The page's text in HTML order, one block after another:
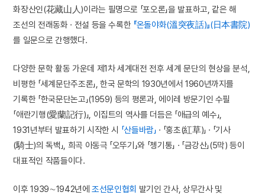
화장산인(花藏山人)이라는 필명으로 「포오론」을 발표하고, 같은 해
조선의 전래동화 · 전설 등을 수록한 『온돌야화(溫突夜話)』(日本書院)
를 일문으로 간행했다.
다양한 문학 활동 가운데 제1차 세계대전 전후 세계 문단의 현상을 분석,
비평한 「세계문단주조론」, 한국 문학의 1930년에서 1960년까지를
기록한 「한국문단논고」(1959) 등의 평론과, 에이레 방문기인 수필
「애란기행(愛蘭記行)」, 이집트의 역사를 더듬은 「애급의 예수」,
1931년부터 발표하기 시작한 시 「산들바람」 · 「홍초(紅草)」 · 「기사
(騎士)의 독백」, 희곡 아동극 「오뚜기」와 「쳉기통」 · 「금강산」(5막) 등이
대표적인 작품들이다.
이후 1939∼1942년에조선문인협회 발기인 간사, 상무간사 및